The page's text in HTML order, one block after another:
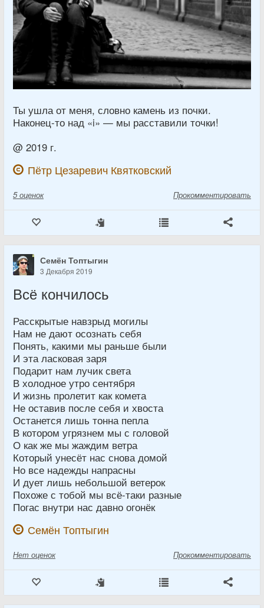
Ты ушла от меня, словно камень из почки.
Наконец-то над «i» — мы расставили точки!
@ 2019 г.
Пётр Цезаревич Квятковский
5 оценок Прокомментировать
Семён Топтыгин
3 Декабря 2019
Всё кончилось
Расскрытые навзрыд могилы
Нам не дают осознать себя
Понять, какими мы раньше были
И эта ласковая заря
Подарит нам лучик света
В холодное утро сентября
И жизнь пролетит как комета
Не оставив после себя и хвоста
Останется лишь тонна пепла
В котором угрязнем мы с головой
О как же мы жаждим ветра
Который унесёт нас снова домой
Но все надежды напрасны
И дует лишь небольшой ветерок
Похоже с тобой мы всё-таки разные
Погас внутри нас давно огонёк
Семён Топтыгин
Нет оценок Прокомментировать